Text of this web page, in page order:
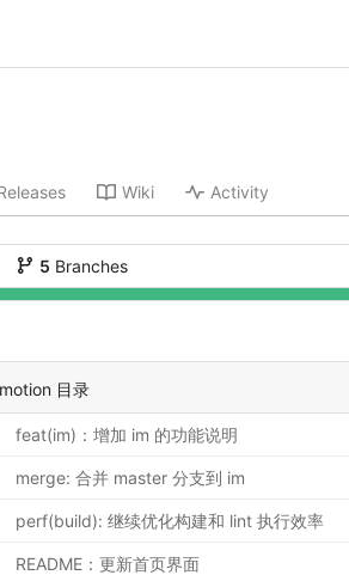
Wiki Activity
5 Branches
目录
feat(im)：增加 im 的功能说明
merge: 合并 master 分支到 im
perf(build): 继续优化构建和 lint 执行效率
README：更新首页界面